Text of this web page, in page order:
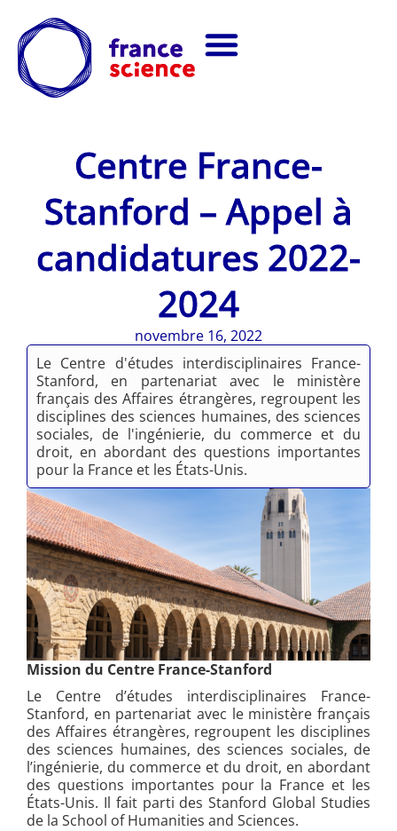
Centre France-
Stanford – Appel à
candidatures 2022-
2024
novembre 16, 2022
Le Centre d'études interdisciplinaires France-
Stanford, en partenariat avec le ministère
français des Affaires étrangères, regroupent les
disciplines des sciences humaines, des sciences
sociales, de l'ingénierie, du commerce et du
droit, en abordant des questions importantes
pour la France et les États-Unis.
Mission du Centre France-Stanford
Le Centre d’études interdisciplinaires France-
Stanford, en partenariat avec le ministère français
des Affaires étrangères, regroupent les disciplines
des sciences humaines, des sciences sociales, de
l’ingénierie, du commerce et du droit, en abordant
des questions importantes pour la France et les
États-Unis. Il fait parti des Stanford Global Studies
de la School of Humanities and Sciences.